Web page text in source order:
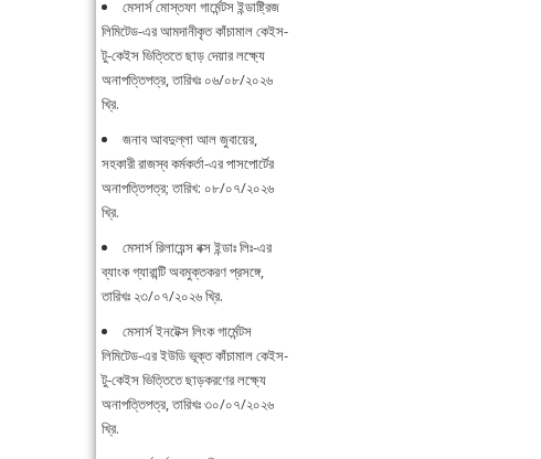
মেসার্স মোস্তফা গার্মেন্টস ইন্ডাষ্ট্রিজ
লিমিটেড-এর আমদানীকৃত কাঁচামাল কেইস-
টু-কেইস ভিত্তিতে ছাড় দেয়ার লক্ষ্যে
অনাপত্তিপত্র, তারিখঃ ০৬/০৮/২০২৬
খ্রি.
জনাব আবদুল্লা আল জুবায়ের,
সহকারী রাজস্ব কর্মকর্তা-এর পাসপোর্টের
অনাপত্তিপত্র; তারিখ: ০৮/০৭/২০২৬
খ্রি.
মেসার্স রিলায়েন্স বক্স ইন্ডাঃ লিঃ-এর
ব্যাংক গ্যারান্টি অবমুক্তকরণ প্রসঙ্গে,
তারিখঃ ২৩/০৭/২০২৬ খ্রি.
মেসার্স ইনটেক্স লিংক গার্মেন্টস
লিমিটেড-এর ইউডি ভূক্ত কাঁচামাল কেইস-
টু-কেইস ভিত্তিতে ছাড়করণের লক্ষ্যে
অনাপত্তিপত্র, তারিখঃ ৩০/০৭/২০২৬
খ্রি.